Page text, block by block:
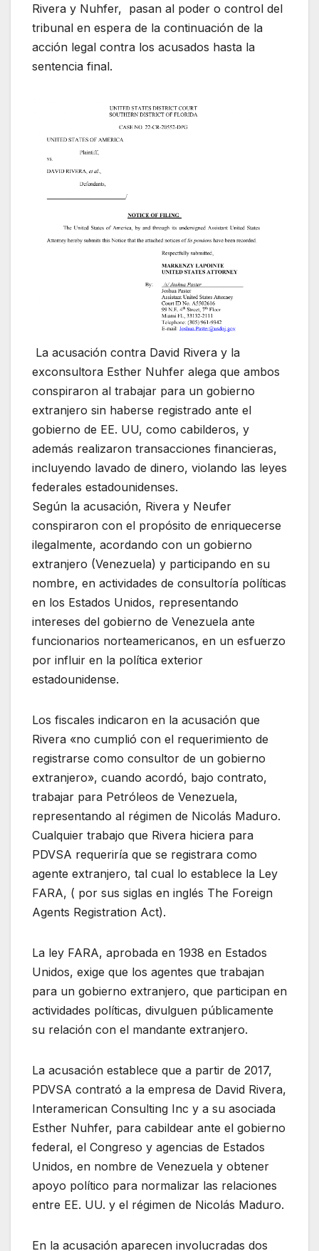
Rivera y Nuhfer, pasan al poder o control del
tribunal en espera de la continuación de la
acción legal contra los acusados hasta la
sentencia final.
La acusación contra David Rivera y la
exconsultora Esther Nuhfer alega que ambos
conspiraron al trabajar para un gobierno
extranjero sin haberse registrado ante el
gobierno de EE. UU, como cabilderos, y
además realizaron transacciones financieras,
incluyendo lavado de dinero, violando las leyes
federales estadounidenses.
Según la acusación, Rivera y Neufer
conspiraron con el propósito de enriquecerse
ilegalmente, acordando con un gobierno
extranjero (Venezuela) y participando en su
nombre, en actividades de consultoría políticas
en los Estados Unidos, representando
intereses del gobierno de Venezuela ante
funcionarios norteamericanos, en un esfuerzo
por influir en la política exterior
estadounidense.
Los fiscales indicaron en la acusación que
Rivera «no cumplió con el requerimiento de
registrarse como consultor de un gobierno
extranjero», cuando acordó, bajo contrato,
trabajar para Petróleos de Venezuela,
representando al régimen de Nicolás Maduro.
Cualquier trabajo que Rivera hiciera para
PDVSA requeriría que se registrara como
agente extranjero, tal cual lo establece la Ley
FARA, ( por sus siglas en inglés The Foreign
Agents Registration Act).
La ley FARA, aprobada en 1938 en Estados
Unidos, exige que los agentes que trabajan
para un gobierno extranjero, que participan en
actividades políticas, divulguen públicamente
su relación con el mandante extranjero.
La acusación establece que a partir de 2017,
PDVSA contrató a la empresa de David Rivera,
Interamerican Consulting Inc y a su asociada
Esther Nuhfer, para cabildear ante el gobierno
federal, el Congreso y agencias de Estados
Unidos, en nombre de Venezuela y obtener
apoyo político para normalizar las relaciones
entre EE. UU. y el régimen de Nicolás Maduro.
En la acusación aparecen involucradas dos